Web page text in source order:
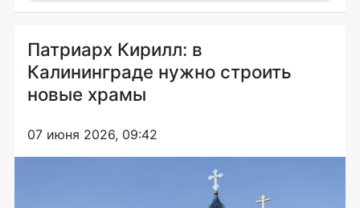
Патриарх Кирилл: в
Калининграде нужно строить
новые храмы
07 июня 2026, 09:42